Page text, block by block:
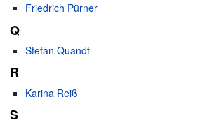
Friedrich Pürner
Q
Stefan Quandt
R
Karina Reiß
S